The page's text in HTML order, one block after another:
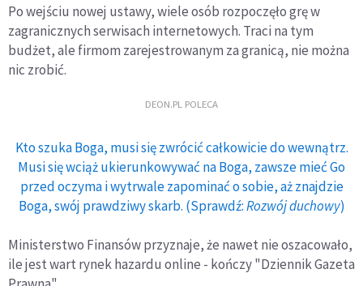
Po wejściu nowej ustawy, wiele osób rozpoczęło grę w
zagranicznych serwisach internetowych. Traci na tym
budżet, ale firmom zarejestrowanym za granicą, nie można
nic zrobić.
DEON.PL POLECA
Kto szuka Boga, musi się zwrócić całkowicie do wewnątrz.
Musi się wciąż ukierunkowywać na Boga, zawsze mieć Go
przed oczyma i wytrwale zapominać o sobie, aż znajdzie
Boga, swój prawdziwy skarb. (Sprawdź:Rozwój duchowy)
Ministerstwo Finansów przyznaje, że nawet nie oszacowało,
ile jest wart rynek hazardu online - kończy "Dziennik Gazeta